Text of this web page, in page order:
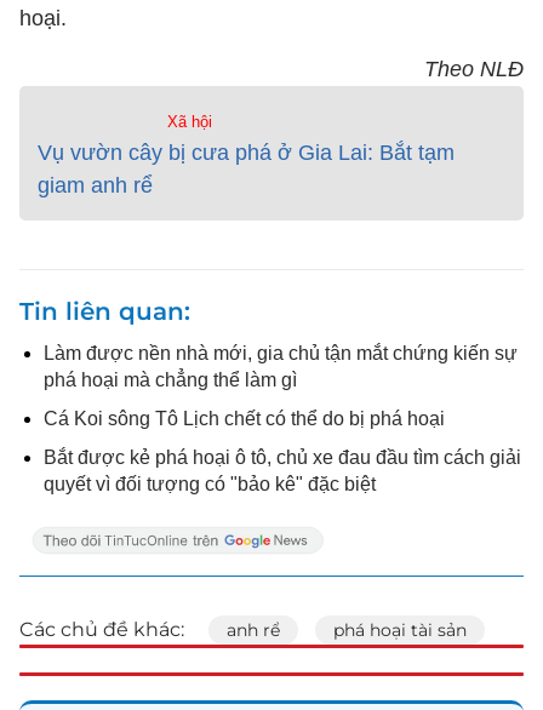
hoại.
Theo NLĐ
Xã hội
Vụ vườn cây bị cưa phá ở Gia Lai: Bắt tạm
giam anh rể
Tin liên quan
Làm được nền nhà mới, gia chủ tận mắt chứng kiến sự
phá hoại mà chẳng thể làm gì
Cá Koi sông Tô Lịch chết có thể do bị phá hoại
Bắt được kẻ phá hoại ô tô, chủ xe đau đầu tìm cách giải
quyết vì đối tượng có "bảo kê" đặc biệt
Các chủ đề khác: anh rể phá hoại tài sản